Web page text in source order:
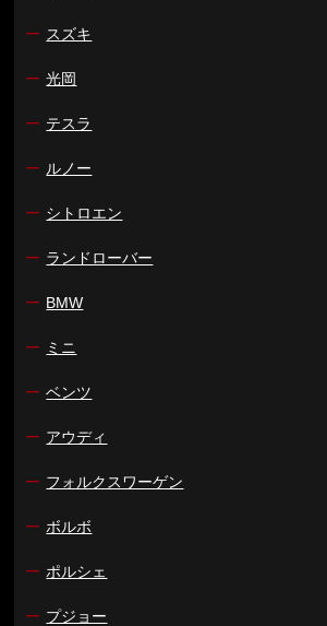
ー スズキ
ー 光岡
ー テスラ
ー ルノー
ー シトロエン
ー ランドローバー
ー BMW
ー ミニ
ー ベンツ
ー アウディ
ー フォルクスワーゲン
ー ボルボ
ー ポルシェ
ー プジョー